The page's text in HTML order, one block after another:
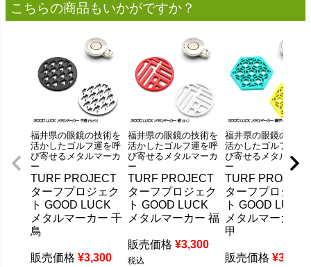
こちらの商品もいかがですか？
福井県の眼鏡の技術を
活かしたゴルフ運を呼
び寄せるメタルマーカ
ー
TURF PROJECT
ターフプロジェク
ト GOOD LUCK
メタルマーカー 千
鳥
販売価格 ¥3,300
福井県の眼鏡の技術を
活かしたゴルフ運を呼
び寄せるメタルマーカ
ー
TURF PROJECT
ターフプロジェク
ト GOOD LUCK
メタルマーカー 福
販売価格 ¥3,300
税込
福井県の眼鏡の技術
活かしたゴルフ運を
び寄せるメタルマー
ー
TURF PROJECT
ターフプロジェ
ト GOOD LUCK
メタルマーカー
甲
販売価格 ¥3,300